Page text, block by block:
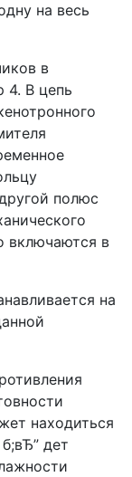
на весь
в
4. В цепь
полюс
включаются в
на
находиться
дет